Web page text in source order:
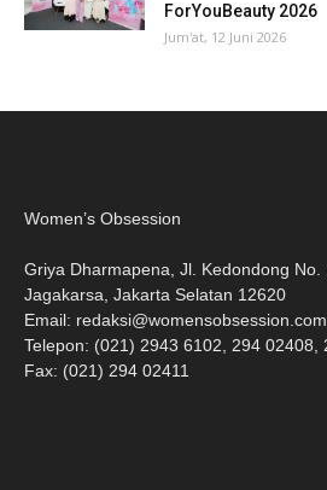
ForYouBeauty 2026
Jum'at, 12 Juni 2026
Women’s Obsession
Griya Dharmapena, Jl. Kedondong No.
Jagakarsa, Jakarta Selatan 12620
Email: redaksi@womensobsession.com
Telepon: (021) 2943 6102, 294 02408,
Fax: (021) 294 02411